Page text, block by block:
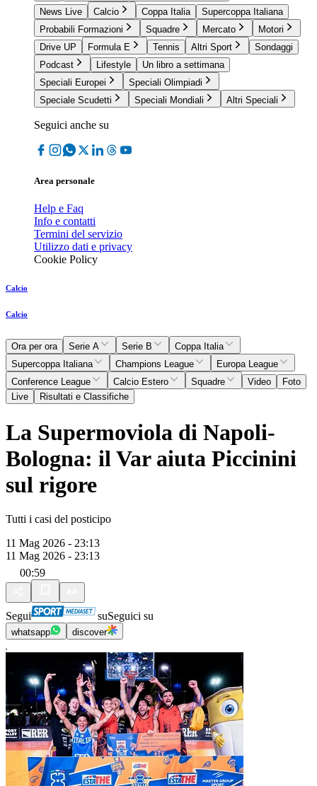
News Live
Calcio Coppa Italia
Supercoppa Italiana
Probabili Formazioni
Squadre Mercato
Motori
Drive UP
Formula E Tennis Altri Sport
Sondaggi
Podcast
Lifestyle
Un libro a settimana
Speciali Europei
Speciali Olimpiadi
Speciale Scudetti
Speciali Mondiali Altri Speciali
Seguici anche su
Area personale
Help e Faq
Info e contatti
Termini del servizio
Utilizzo dati e privacy
Cookie Policy
Calcio
Calcio
Ora per ora Serie A Serie B
Coppa Italia
Supercoppa Italiana
Champions League
Europa League
Conference League
Calcio Estero Squadre Video
Foto
Live
Risultati e Classifiche
La Supermoviola di Napoli-
Bologna: il Var aiuta Piccinini
sul rigore
Tutti i casi del posticipo
11 Mag 2026 - 23:13
11 Mag 2026 - 23:13
00:59
Segui suSeguici su
whatsapp discover